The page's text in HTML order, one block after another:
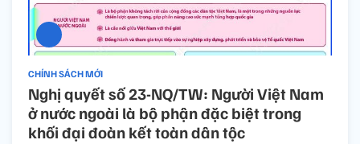
CHÍNH SÁCH MỚI
Nghị quyết số 23-NQ/TW: Người Việt Nam
ở nước ngoài là bộ phận đặc biệt trong
khối đại đoàn kết toàn dân tộc